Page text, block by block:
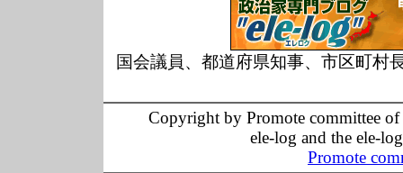
国会議員、都道府県知事、市区町村
Copyright by Promote committee
ele-log and the ele-
Promote